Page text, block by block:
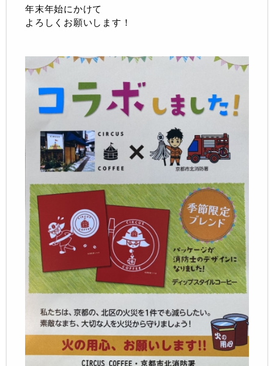
年末年始にかけて
よろしくお願いします！